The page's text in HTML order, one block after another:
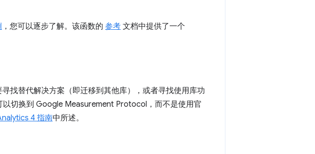
，您可以逐步了解。该函数的 参考 文档中提供了一个
找替代解决方案（即迁移到其他库），或者寻找使用库功
切换到 Google Measurement Protocol，而不是使用官
4 指南中所述。